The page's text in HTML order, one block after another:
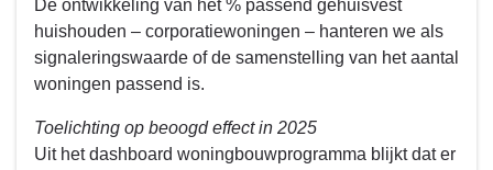
De ontwikkeling van het % passend gehuisvest
huishouden – corporatiewoningen – hanteren we als
signaleringswaarde of de samenstelling van het aantal
woningen passend is.
Toelichting op beoogd effect in 2025
Uit het dashboard woningbouwprogramma blijkt dat er